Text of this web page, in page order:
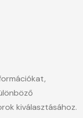
kiválasztásához.